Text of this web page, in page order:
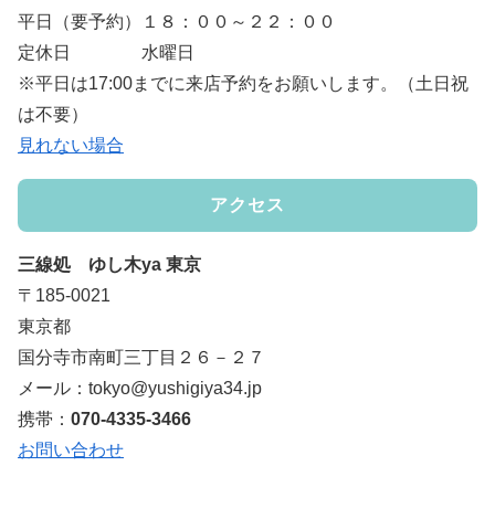
平日（要予約）１８：００～２２：００
定休日 水曜日
※平日は17:00までに来店予約をお願いします。（土日祝
は不要）
見れない場合
アクセス
三線処 ゆし木ya 東京
〒185-0021
東京都
国分寺市南町三丁目２６－２７
メール：tokyo@yushigiya34.jp
携帯： 070-4335-3466
お問い合わせ